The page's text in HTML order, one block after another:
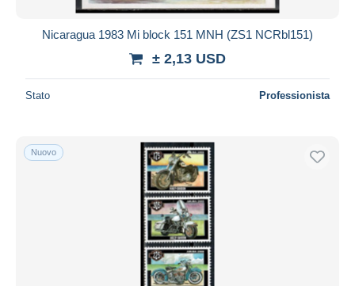
Nicaragua 1983 Mi block 151 MNH (ZS1 NCRbl151)
± 2,13 USD
Stato Professionista
Nuovo